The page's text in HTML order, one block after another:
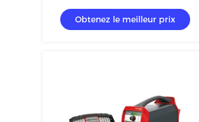
Obtenez le meilleur prix